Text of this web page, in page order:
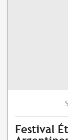
Festival